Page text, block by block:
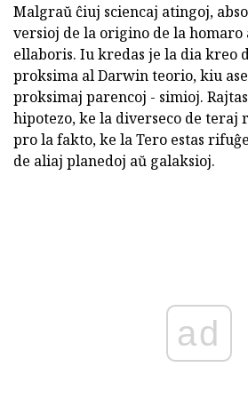
Malgraŭ ĉiuj sciencaj atingoj,
versioj de la origino de la homaro
ellaboris. Iu kredas je la dia kreo
proksima al Darwin teorio, kiu
proksimaj parencoj - simioj.
hipotezo, ke la diverseco de teraj
pro la fakto, ke la Tero estas
de aliaj planedoj aŭ galaksioj.
ad